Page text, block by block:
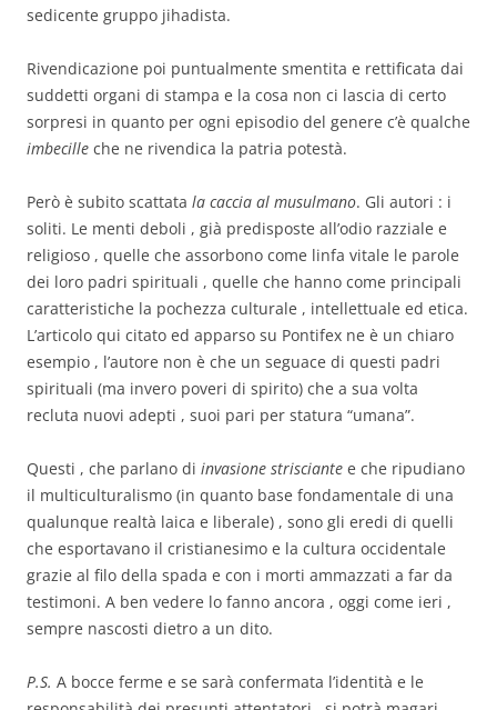
sedicente gruppo jihadista.
Rivendicazione poi puntualmente smentita e rettificata dai
suddetti organi di stampa e la cosa non ci lascia di certo
sorpresi in quanto per ogni episodio del genere c’è qualche
imbecille che ne rivendica la patria potestà.
Però è subito scattata la caccia al musulmano. Gli autori : i
soliti. Le menti deboli , già predisposte all’odio razziale e
religioso , quelle che assorbono come linfa vitale le parole
dei loro padri spirituali , quelle che hanno come principali
caratteristiche la pochezza culturale , intellettuale ed etica.
L’articolo qui citato ed apparso su Pontifex ne è un chiaro
esempio , l’autore non è che un seguace di questi padri
spirituali (ma invero poveri di spirito) che a sua volta
recluta nuovi adepti , suoi pari per statura “umana”.
Questi , che parlano di invasione strisciante e che ripudiano
il multiculturalismo (in quanto base fondamentale di una
qualunque realtà laica e liberale) , sono gli eredi di quelli
che esportavano il cristianesimo e la cultura occidentale
grazie al filo della spada e con i morti ammazzati a far da
testimoni. A ben vedere lo fanno ancora , oggi come ieri ,
sempre nascosti dietro a un dito.
P.S. A bocce ferme e se sarà confermata l’identità e le